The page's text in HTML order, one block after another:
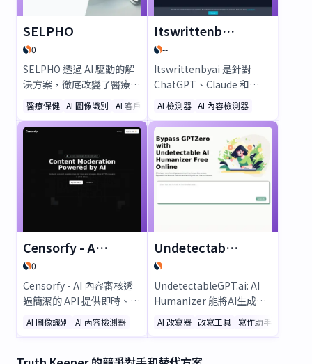
SELPHO
0
SELPHO 透過 AI 驅動的解
決方案，徹底改變了醫療保
健領域，例如 MediDoc
Chatbot（即時提供 100 多
項專家見解）、Vision
膚/眼睛/口腔掃描）以及
Physician’s
擔得起的醫療服務。立即免
費試用！
醫療保健 AI 圖像識別 AI 客戶服務助手
Itswrittenbyai
--
Itswrittenbyai 是針對
ChatGPT、Claude 和
Gemini 的終極 AI 檢測工
具。精準快速地識別 AI 生
成的文字，確保內容的原創
性與真實性。完美適用於驗
證人類撰寫與 AI 生成內容
的差異。立即試用！
AI 檢測器 AI 內容檢測器
Censorfy - AI Content Moderation
0
Censorfy - AI 內容審核透
過簡潔的 API 提供即時、AI
驅動的文字與圖片審核服
務。確保符合自訂規範、按
AI 圖像識別 AI 內容檢測器
UndetectableGPT.ai: AI Humanizer
--
UndetectableGPT.ai: AI
Humanizer 能將AI生成的
文字轉化為自然、類人的內
容，繞過GPTZero等檢測
AI 改寫器 改寫工具 寫作助手